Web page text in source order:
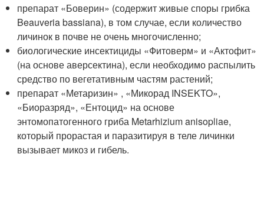
препарат «Боверин» (содержит живые споры грибка
Beauveria bassiana), в том случае, если количество
личинок в почве не очень многочисленно;
биологические инсектициды «Фитоверм» и «Актофит»
(на основе аверсектина), если необходимо распылить
средство по вегетативным частям растений;
препарат «Метаризин» , «Микорад INSEKTO»,
«Биоразряд», «Ентоцид» на основе
энтомопатогенного гриба Metarhizium anisopliae,
который прорастая и паразитируя в теле личинки
вызывает микоз и гибель.